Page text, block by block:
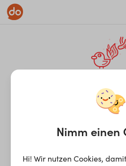
¡Ay, caramba!
Nimm einen
Hi! Wir nutzen Cookies,